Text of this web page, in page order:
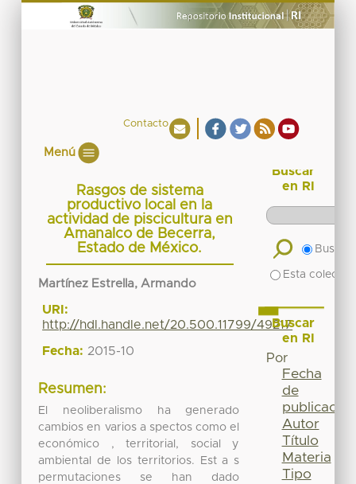
Contacto
Menú
Rasgos de sistema
productivo local en la
actividad de piscicultura en
Amanalco de Becerra,
Estado de México.
Martínez Estrella, Armando
URI:
http://hdl.handle.net/20.500.11799/49217
Fecha: 2015-10
Resumen:
El neoliberalismo ha generado
cambios en varios a spectos como el
económico , territorial, social y
ambiental de los territorios. Est a s
permutaciones se han dado
Buscar
en RI
Buscar
Esta
Buscar
en RI
Por
Fecha
de
publicación
Autor
Título
Materia
Tipo